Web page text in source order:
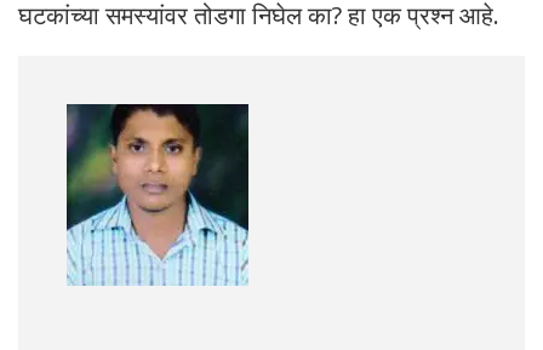
घटकांच्या समस्यांवर तोडगा निघेल का? हा एक प्रश्न आहे.